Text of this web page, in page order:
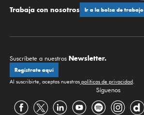
Trabaja con nosotros Ir a la bolsa de trabajo
Suscríbete a nuestros Newsletter.
Regístrate aquí
Al suscribirte, aceptas nuestras políticas de privacidad.
Síguenos